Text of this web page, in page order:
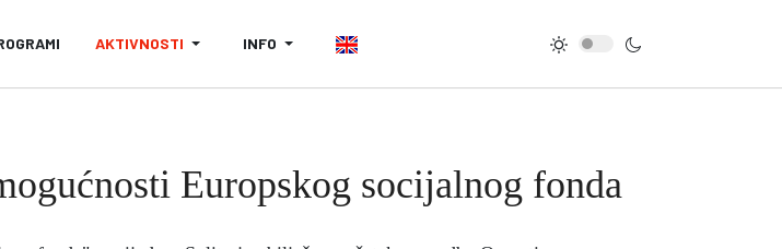
AKTIVNOSTI INFO
Europskog socijalnog fonda